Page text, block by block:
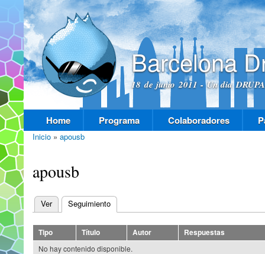
Barcelona
18 de junio 2011 - Un dia
Menú principal
Home Programa Colaboradores
Inicio » apousb
apousb
Solapas principales
Ver Seguimiento
Tipo Título Autor
Respuestas
No hay contenido disponible.